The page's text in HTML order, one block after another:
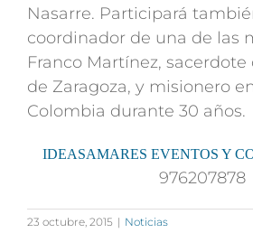
Nasarre. Participará
coordinador de una de las
Franco Martínez, sacerdote
de Zaragoza, y misionero
Colombia durante 30 años.
IDEASAMARES EVENTOS Y
976207878
23 octubre, 2015 | Noticias